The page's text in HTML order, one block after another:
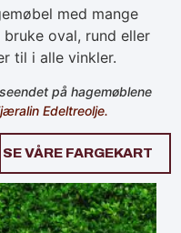
med mange
oval, rund eller
til i alle vinkler.
på hagemøblene
Edeltreolje.
SE VÅRE FARGEKART